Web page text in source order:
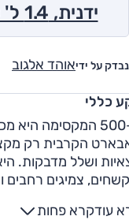
נבדק על ידיאוהד אלגוב
ידנית, 1.4 ל' טורבו, Scorpione 2016
כללי
ה-500 המקסימה
הקרבית רק
עודקרא פחות